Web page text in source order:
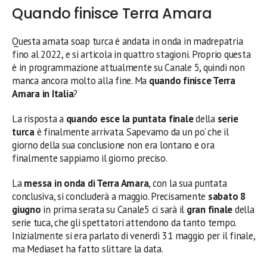
Quando finisce Terra Amara
Questa amata soap turca è andata in onda in madrepatria
fino al 2022, e si articola in quattro stagioni. Proprio questa
è in programmazione attualmente su Canale 5, quindi non
manca ancora molto alla fine. Ma quando finisce Terra
Amara in Italia?
La risposta a quando esce la puntata finaledella serie
turcaè finalmente arrivata. Sapevamo da un po’ che il
giorno della sua conclusione non era lontano e ora
finalmente sappiamo il giorno preciso.
Lamessa in onda di Terra Amara, con la sua puntata
conclusiva, si concluderà a maggio. Precisamente sabato 8
giugno in prima serata su Canale5 ci sarà il gran finaledella
serie tuca, che gli spettatori attendono da tanto tempo.
Inizialmente si era parlato di venerdì 31 maggio per il finale,
ma Mediaset ha fatto slittare la data.